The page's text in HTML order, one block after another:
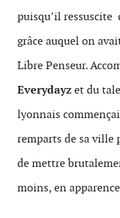
puisqu’il
grâce auquel on
Libre Penseur.
Everydayzet du
lyonnais
remparts de sa ville
de mettre
moins, en